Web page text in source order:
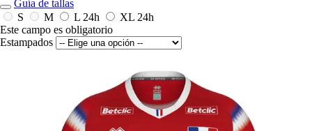
Guía de tallas
S
M L 24h XL 24h
Este campo es obligatorio
Estampados